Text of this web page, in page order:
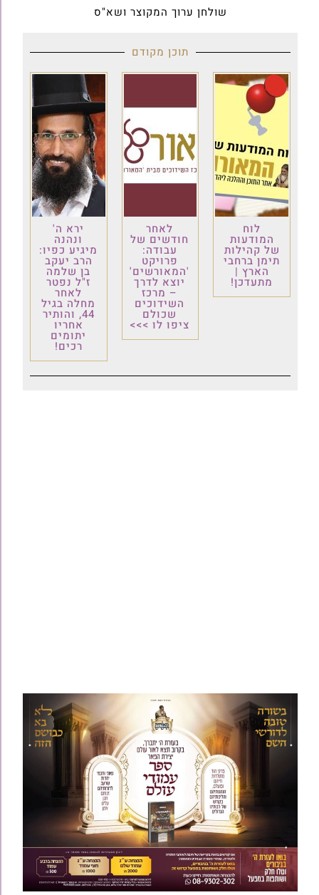
שולחן ערוך המקוצר ושא"ס
תוכן מקודם
לוח
המודעות
של קהילות
תימן ברחבי
הארץ |
מתעדכן!
לאחר
חודשים של
עבודה:
פרויקט
'המאורשים'
יוצא לדרך
– מרכז
השידוכים
שכולם
ציפו לו >>>
ירא ה'
ונהנה
מיגיע כפיו:
הרב יעקב
בן שלמה
ז"ל נפטר
לאחר
מחלה בגיל
44, והותיר
אחריו
יתומים
רכים!